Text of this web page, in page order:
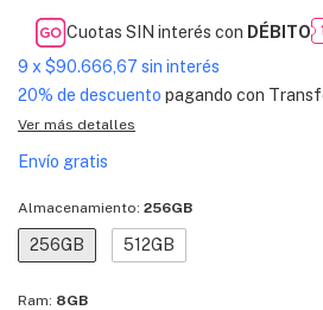
Cuotas SIN interés con DÉBITO
9 x $90.666,67 sin interés
20% de descuento pagando con
Ver más detalles
Envío gratis
Almacenamiento: 256GB
256GB 512GB
Ram: 8GB